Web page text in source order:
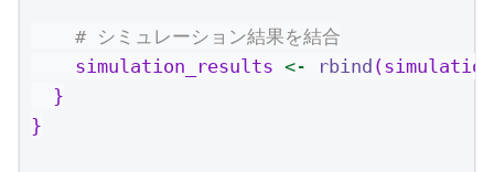
# シミュレーション結果を結合
    simulation_results
<- rbind
  }
}